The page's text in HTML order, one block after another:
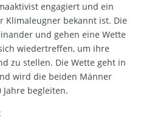
engagiert und ein
Klimaleugner bekannt ist. Die
und gehen eine Wette
wiedertreffen, um ihre
zu stellen. Die Wette geht in
wird die beiden Männer
begleiten.